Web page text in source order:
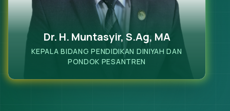
Dr. H. Muntasyir, S.Ag, MA
KEPALA BIDANG PENDIDIKAN DINIYAH DAN
PONDOK PESANTREN